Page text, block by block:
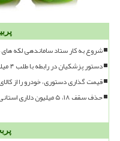
شروع به کار ستاد ساماندهی لکه های
دستور پزشکیان در رابطه با طلب ۴ میلیارد یورویی تامین کنندگان کالاهای اساسی
قیمت گذاری دستوری، خودرو را از
حذف سقف ۱۸، ۵ میلیون دلاری استانی برای واردات کالاهای اساسی از مرزها